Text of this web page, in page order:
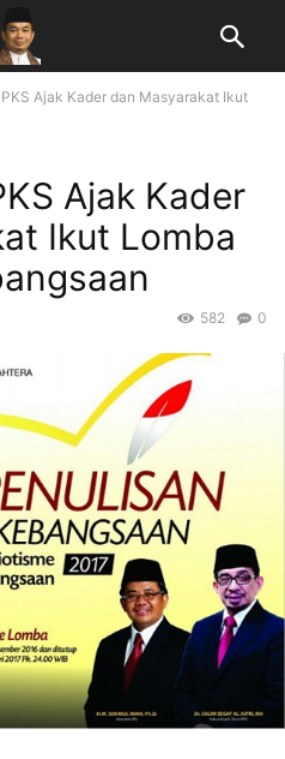
Ajak Kader dan Masyarakat Ikut
Ajak Kader
Ikut Lomba
0
582